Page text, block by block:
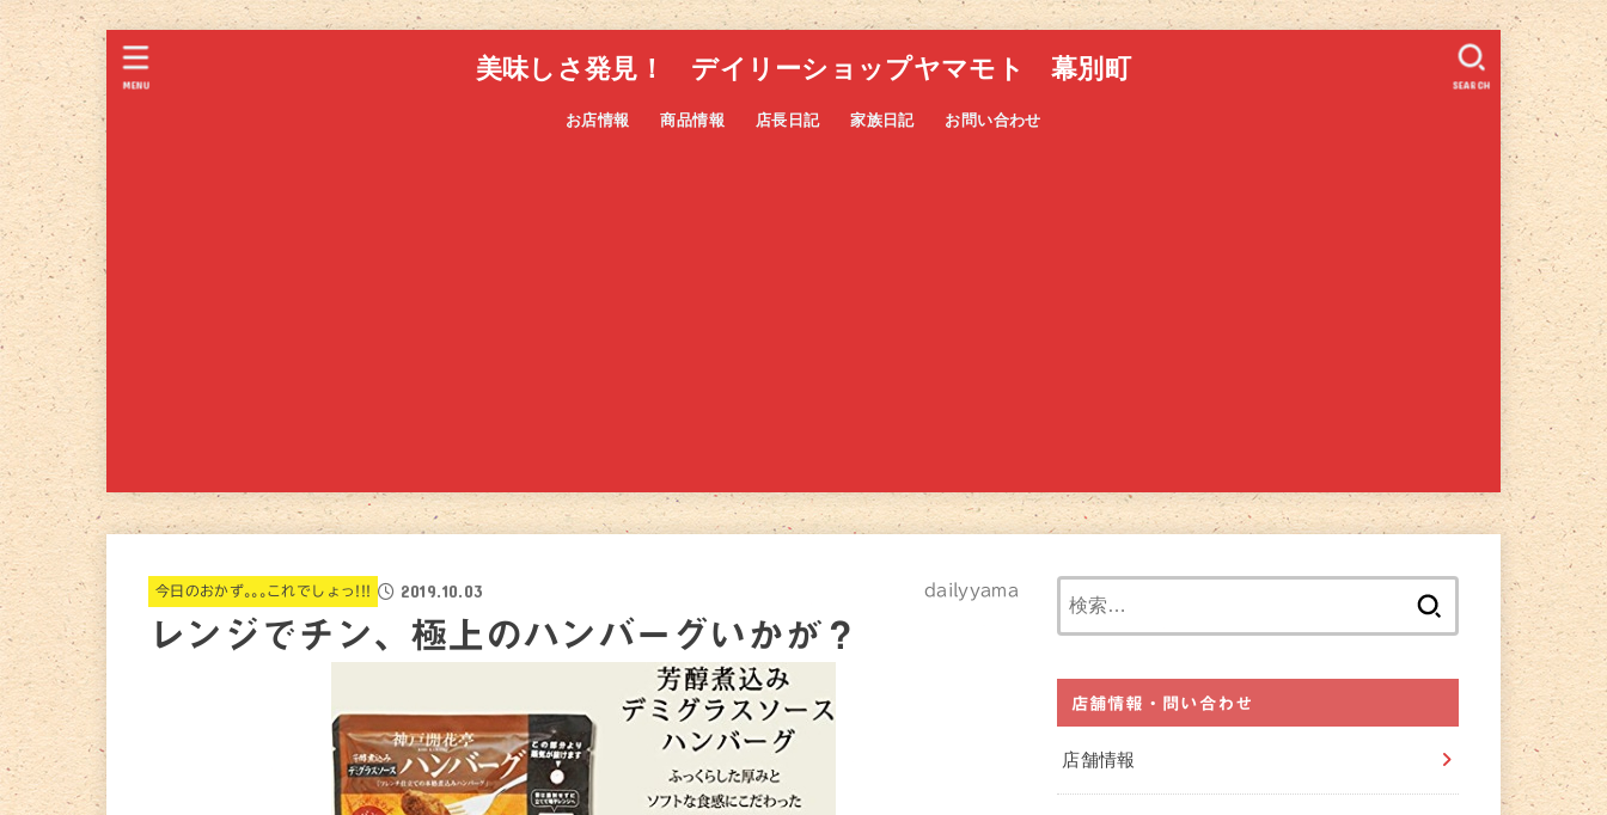
美味しさ発見！ デイリーショップヤマモト 幕別町
お店情報 商品情報 店長日記 家族日記 お問い合わせ
SEARCH
MENU
今日のおかず｡｡｡これでしょっ!!! 2019.10.03 dailyyama
レンジでチン、極上のハンバーグいかが？
店舗情報・問い合わせ
店舗情報